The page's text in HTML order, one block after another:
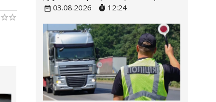
03.08.2026
12:24